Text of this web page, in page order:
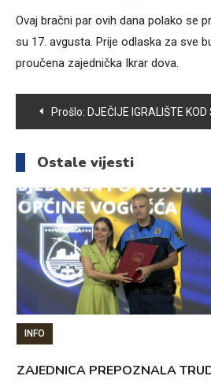
Ovaj bračni par ovih dana polako se
su 17. avgusta. Prije odlaska za sve
proučena zajednička Ikrar dova.
Navigacija
članaka
Prošlo: DJEČIJE IGRALIŠTE KOD SPORTSKE
Ostale vijesti
INFO
ZAJEDNICA PREPOZNALA